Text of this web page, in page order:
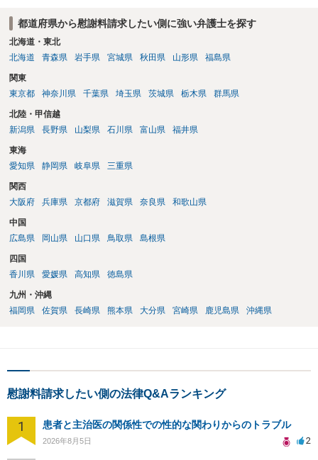
都道府県から慰謝料請求したい側に強い弁護士を探す
北海道・東北
北海道
青森県 岩手県 宮城県 秋田県 山形県 福島県
関東
東京都
神奈川県 千葉県 埼玉県 茨城県 栃木県 群馬県
北陸・甲信越
新潟県
長野県 山梨県 石川県 富山県 福井県
東海
愛知県
静岡県 岐阜県 三重県
関西
大阪府
兵庫県 京都府 滋賀県 奈良県 和歌山県
中国
広島県
岡山県 山口県 鳥取県 島根県
四国
香川県
愛媛県 高知県 徳島県
九州・沖縄
福岡県
佐賀県 長崎県 熊本県 大分県 宮崎県 鹿児島県 沖縄県
慰謝料請求したい側の法律Q&Aランキング
1 患者と主治医の関係性での性的な関わりからのトラブル
2026年8月5日 2